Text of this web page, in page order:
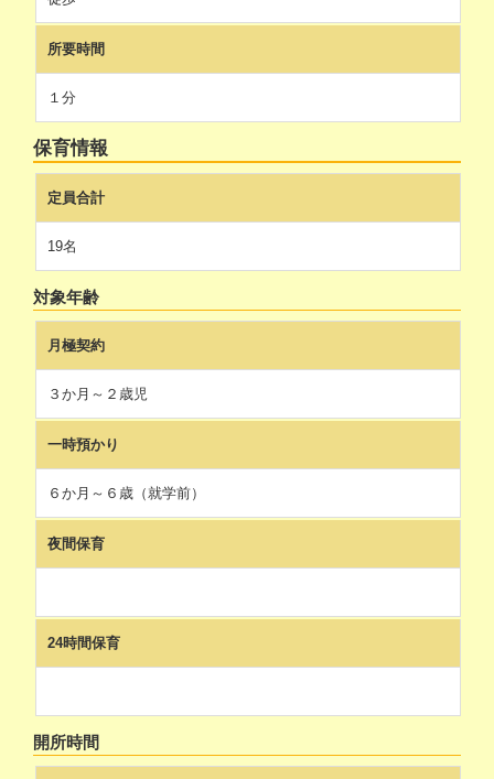
所要時間
１分
保育情報
定員合計
19名
対象年齢
月極契約
３か月～２歳児
一時預かり
６か月～６歳（就学前）
夜間保育
24時間保育
開所時間